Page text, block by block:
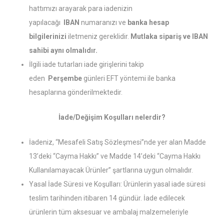
hattımızı arayarak para iadenizin
yapılacağı
IBAN numaranızı ve banka hesap
bilgilerinizi iletmeniz gereklidir. Mutlaka sipariş ve IBAN
sahibi aynı olmalıdır.
İlgili iade tutarları iade girişlerini takip
eden
Perşembe günleri EFT yöntemi ile banka
hesaplarına gönderilmektedir.
İade/Değişim Koşulları nelerdir?
İadeniz, “Mesafeli Satış Sözleşmesi”nde yer alan Madde
13’deki “Cayma Hakkı” ve Madde 14’deki “Cayma Hakkı
Kullanılamayacak Ürünler” şartlarına uygun olmalıdır.
Yasal İade Süresi ve Koşulları: Ürünlerin yasal iade süresi
teslim tarihinden itibaren 14 gündür. İade edilecek
ürünlerin tüm aksesuar ve ambalaj malzemeleriyle